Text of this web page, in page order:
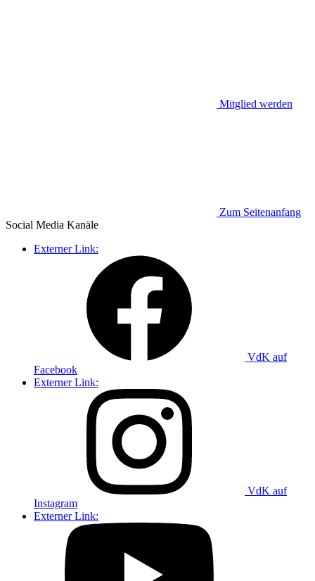
Mitglied werden
Zum Seitenanfang
Social Media Kanäle
Externer Link:
VdK auf
Facebook
Externer Link:
VdK auf
Instagram
Externer Link: